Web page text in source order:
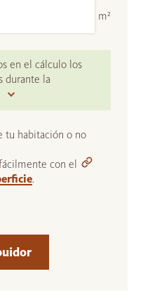
m²
en el cálculo los
durante la
tu habitación o no
con el
.